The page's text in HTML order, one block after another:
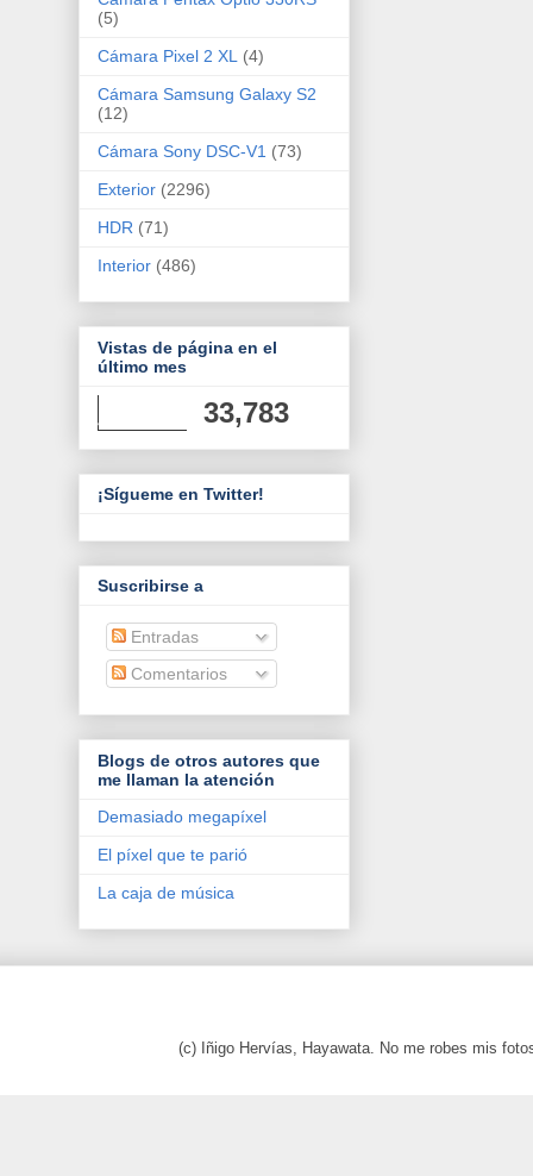
(5)
Cámara Pixel 2 XL
(4)
Cámara Samsung Galaxy S2
(12)
Cámara Sony DSC-V1 (73)
Exterior (2296)
HDR (71)
Interior (486)
Vistas de página en el
último mes
33,783
¡Sígueme en Twitter!
Suscribirse a
Entradas
Comentarios
Blogs de otros autores que
me llaman la atención
Demasiado megapíxel
El píxel que te parió
La caja de música
(c) Iñigo Hervías, Hayawata. No me robes mis